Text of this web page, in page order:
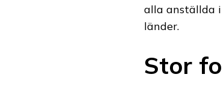
alla anställda
länder.
Stor